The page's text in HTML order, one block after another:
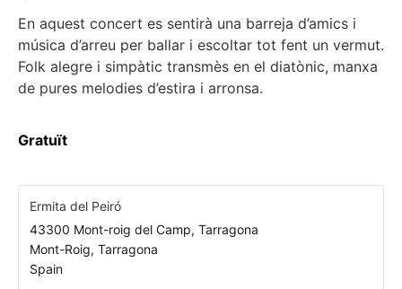
En aquest concert es sentirà una barreja d’amics i
música d’arreu per ballar i escoltar tot fent un vermut.
Folk alegre i simpàtic transmès en el diatònic, manxa
de pures melodies d’estira i arronsa.
Gratuït
Ermita del Peiró
43300 Mont-roig del Camp, Tarragona
Mont-Roig, Tarragona
Spain